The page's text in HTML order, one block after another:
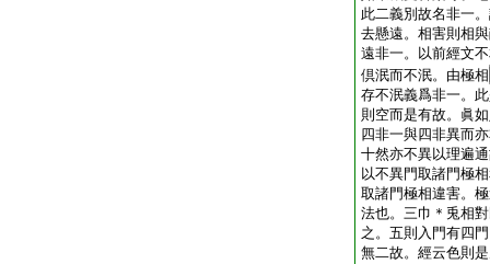
此二義別故名非一
去懸遠。相害則相
遠非一。以前經文
倶泯而不泯。由極相
存不泯義爲非一。
則空而是有故。眞
四非一與四非異而
十然亦不異以理遍
以不異門取諸門極
取諸門極相違害。
法也。三巾＊兎相
之。五則入門有四
無二故。經云色則